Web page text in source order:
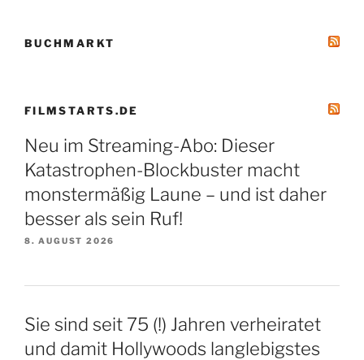
BUCHMARKT
FILMSTARTS.DE
Neu im Streaming-Abo: Dieser
Katastrophen-Blockbuster macht
monstermäßig Laune – und ist daher
besser als sein Ruf!
8. AUGUST 2026
Sie sind seit 75 (!) Jahren verheiratet
und damit Hollywoods langlebigstes